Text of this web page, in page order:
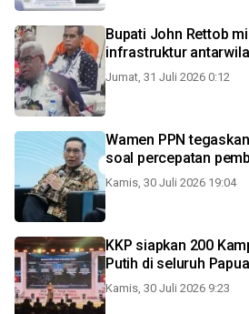
Bupati John Rettob
infrastruktur
Jumat, 31 Juli 2026 0:12
Wamen PPN
soal percepatan
Kamis, 30 Juli 2026 19:04
KKP siapkan 200
Putih di seluruh Papua
Kamis, 30 Juli 2026 9:23